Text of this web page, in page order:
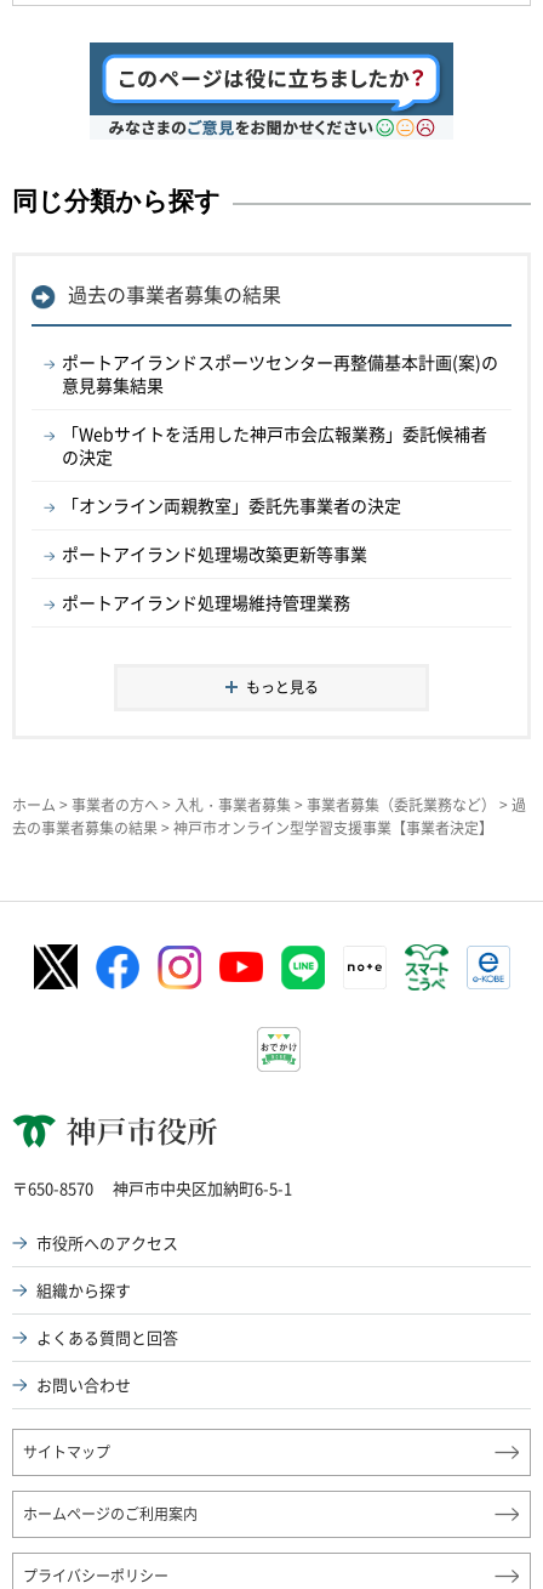
同じ分類から探す
過去の事業者募集の結果
ポートアイランドスポーツセンター再整備基本計画(案)の
意見募集結果
「Webサイトを活用した神戸市会広報業務」委託候補者
の決定
「オンライン両親教室」委託先事業者の決定
ポートアイランド処理場改築更新等事業
ポートアイランド処理場維持管理業務
もっと見る
ホーム > 事業者の方へ > 入札・事業者募集> 事業者募集（委託業務など） > 過
去の事業者募集の結果> 神戸市オンライン型学習支援事業【事業者決定】
神戸市役所
〒650-8570 神戸市中央区加納町6-5-1
市役所へのアクセス
組織から探す
よくある質問と回答
お問い合わせ
サイトマップ
ホームページのご利用案内
プライバシーポリシー